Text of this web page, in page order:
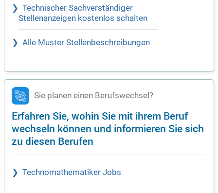
Technischer Sachverständiger
Stellenanzeigen kostenlos schalten
Alle Muster Stellenbeschreibungen
Sie planen einen Berufswechsel?
Erfahren Sie, wohin Sie mit ihrem Beruf
wechseln können und informieren Sie sich
zu diesen Berufen
Technomathematiker Jobs